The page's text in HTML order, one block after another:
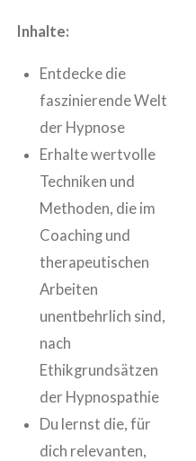
Inhalte:
Entdecke die
faszinierende Welt
der Hypnose
Erhalte wertvolle
Techniken und
Methoden, die im
Coaching und
therapeutischen
Arbeiten
unentbehrlich sind,
nach
Ethikgrundsätzen
der Hypnospathie
Du lernst die, für
dich relevanten,